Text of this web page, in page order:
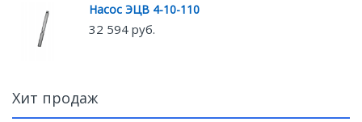
Насос ЭЦВ 4-10-110
32 594 руб.
Хит продаж